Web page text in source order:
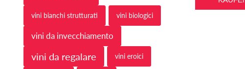
vini bianchi strutturati vini biologici
vini da invecchiamento
vini da regalare vini eroici